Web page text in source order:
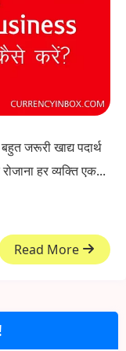
जरूरी खाद्य पदार्थ
हर व्यक्ति एक...
Read More